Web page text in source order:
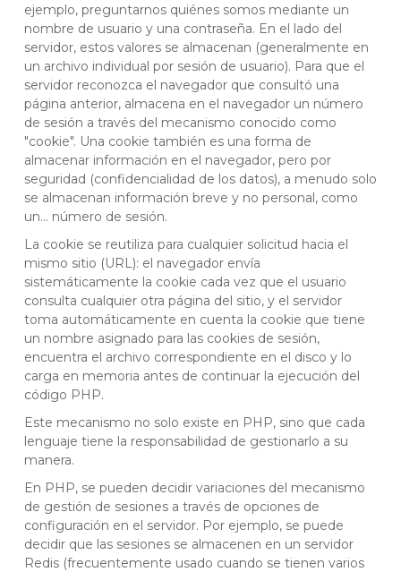
ejemplo, preguntarnos quiénes somos mediante un
nombre de usuario y una contraseña. En el lado del
servidor, estos valores se almacenan (generalmente en
un archivo individual por sesión de usuario). Para que el
servidor reconozca el navegador que consultó una
página anterior, almacena en el navegador un número
de sesión a través del mecanismo conocido como
"cookie". Una cookie también es una forma de
almacenar información en el navegador, pero por
seguridad (confidencialidad de los datos), a menudo solo
se almacenan información breve y no personal, como
un... número de sesión.
La cookie se reutiliza para cualquier solicitud hacia el
mismo sitio (URL): el navegador envía
sistemáticamente la cookie cada vez que el usuario
consulta cualquier otra página del sitio, y el servidor
toma automáticamente en cuenta la cookie que tiene
un nombre asignado para las cookies de sesión,
encuentra el archivo correspondiente en el disco y lo
carga en memoria antes de continuar la ejecución del
código PHP.
Este mecanismo no solo existe en PHP, sino que cada
lenguaje tiene la responsabilidad de gestionarlo a su
manera.
En PHP, se pueden decidir variaciones del mecanismo
de gestión de sesiones a través de opciones de
configuración en el servidor. Por ejemplo, se puede
decidir que las sesiones se almacenen en un servidor
Redis (frecuentemente usado cuando se tienen varios